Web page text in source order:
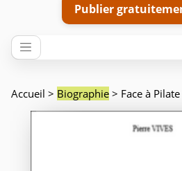
Publier
Accueil > Biographie > Face à Pilate